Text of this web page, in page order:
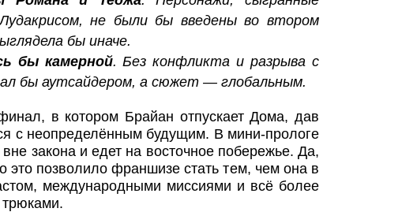
не были бы введены во втором
бы иначе.
бы камерной. Без конфликта и разрыва с
бы аутсайдером, а сюжет — глобальным.
в котором Брайан отпускает Дома, дав
с неопределённым будущим. В мини-прологе
закона и едет на восточное побережье. Да,
позволило франшизе стать тем, чем она в
международными миссиями и всё более